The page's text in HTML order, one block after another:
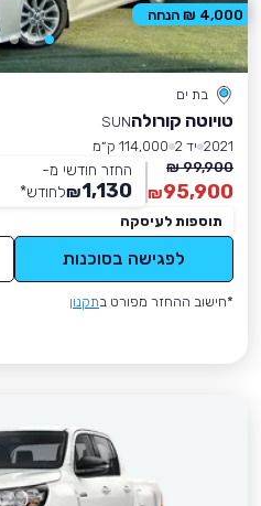
בת ים
טויוטה קורולהSUN
2021 יד 2
114,000 ק״מ
99,900 ₪
95,900
₪
החזר חודשי מ-
1,130
₪לחודש*
תוספות לעיסקה
לפגישה בסוכנות
*חישוב ההחזר מפורט בתקנון
4,000 ₪ הנחה